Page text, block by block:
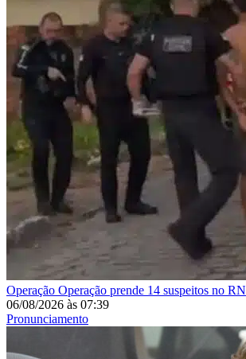
Operação Operação prende 14 suspeitos no RN
06/08/2026 às 07:39
Pronunciamento